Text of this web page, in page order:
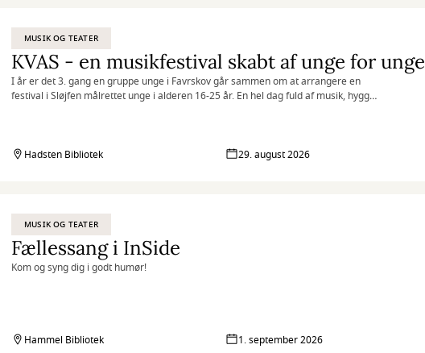
MUSIK OG TEATER
KVAS - en musikfestival skabt af unge for unge
I år er det 3. gang en gruppe unge i Favrskov går sammen om at arrangere en
festival i Sløjfen målrettet unge i alderen 16-25 år. En hel dag fuld af musik, hygge
Hadsten Bibliotek 29. august 2026
MUSIK OG TEATER
Fællessang i InSide
Kom og syng dig i godt humør!
Hammel Bibliotek 1. september 2026